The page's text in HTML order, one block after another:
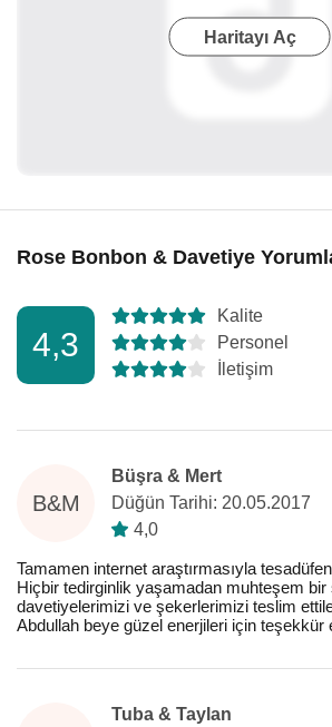
Haritayı Aç
Rose Bonbon & Davetiye
4,3
Kalite
Personel
İletişim
B&M
Büşra & Mert
Düğün Tarihi: 20.05.2017
4,0
Tamamen internet araştırmasıyla
Hiçbir tedirginlik yaşamadan muhteşem bir
davetiyelerimizi ve şekerlerimizi teslim
Abdullah beye güzel enerjileri için teşekkür
Tuba & Taylan